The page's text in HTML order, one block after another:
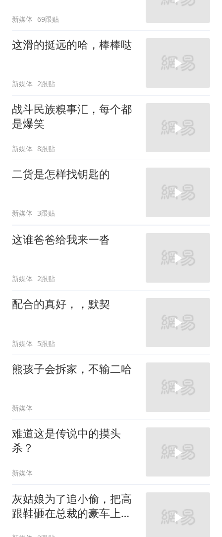
新媒体 69跟贴
这滑的挺远的哈，棒棒哒
新媒体 2跟贴
战斗民族糗事汇，每个都
是爆笑
新媒体 8跟贴
二货是怎样找钥匙的
新媒体 3跟贴
这谁爸爸给我来一沓
新媒体 2跟贴
配合的真好，，默契
新媒体 5跟贴
熊孩子会拆家，不输二哈
新媒体
难道这是传说中的摸头
杀？
新媒体
灰姑娘为了追小偷，把高
跟鞋砸在总裁的豪车上，